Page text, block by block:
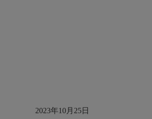
2023年10月25日